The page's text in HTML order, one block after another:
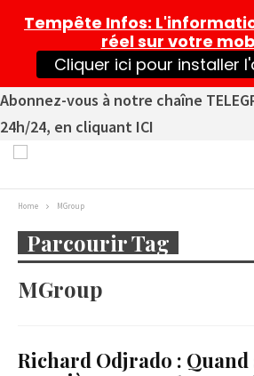
Abonnez-vous à notre chaîne
24h/24, en cliquant ICI
Home MGroup
Parcourir Tag
MGroup
Richard Odjrado : Quand
Tempête Infos:
réel sur votre
Cliquer ici pour installer